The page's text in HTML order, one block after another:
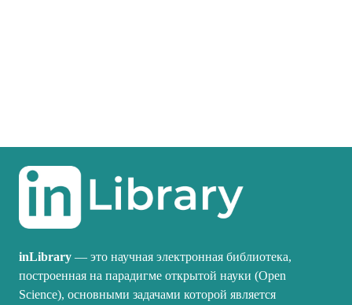
inLibrary — это научная электронная библиотека,
построенная на парадигме открытой науки (Open
Science), основными задачами которой является